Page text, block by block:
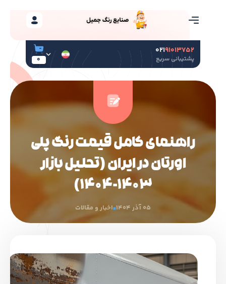
۹۱۰۱۳۷۵۲۰۲۱
پشتیبانی سریع 0
راهنمای کامل قیمت رنگ پلی
اورتان در ایران (تحلیل بازار
۱۴۰۳-۱۴۰۴)
05 آذر 1404 اخبار و مقالات